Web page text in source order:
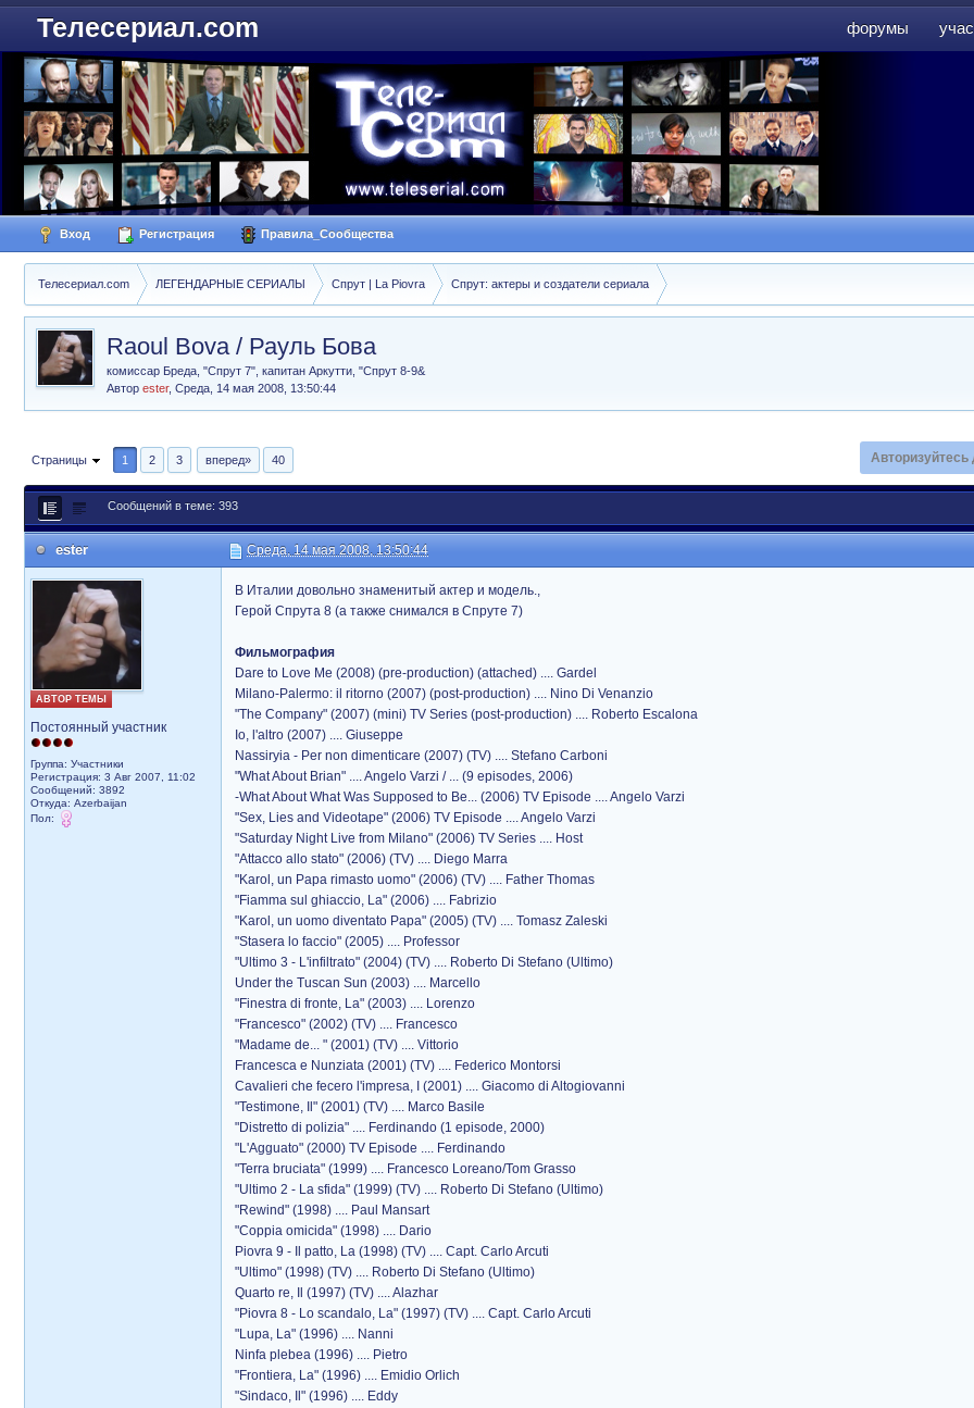
форумы
Телесериал.com
Вход Регистрация Правила_Сообщества
Телесериал.com ЛЕГЕНДАРНЫЕ СЕРИАЛЫ Спрут | La Piovra Спрут: актеры и создатели сериала
Raoul Bova / Рауль Бова
комиссар Бреда, "Спрут 7", капитан Аркутти, "Спрут 8-9&
Автор ester, Среда, 14 мая 2008, 13:50:44
Страницы 1 2 3 вперед» 40 Авторизуйтесь
Сообщений в теме: 393
ester Среда, 14 мая 2008, 13:50:44
АВТОР ТЕМЫ
Постоянный участник
Группа: Участники
Регистрация: 3 Авг 2007, 11:02
Сообщений: 3892
Откуда: Azerbaijan
Пол:
В Италии довольно знаменитый актер и модель.,
Герой Спрута 8 (а также снимался в Спруте 7)
Фильмография
Dare to Love Me (2008) (pre-production) (attached) .... Gardel
Milano-Palermo: il ritorno (2007) (post-production) .... Nino Di Venanzio
"The Company" (2007) (mini) TV Series (post-production) .... Roberto Escalona
Io, l'altro (2007) .... Giuseppe
Nassiryia - Per non dimenticare (2007) (TV) .... Stefano Carboni
"What About Brian" .... Angelo Varzi / ... (9 episodes, 2006)
-What About What Was Supposed to Be... (2006) TV Episode .... Angelo Varzi
"Sex, Lies and Videotape" (2006) TV Episode .... Angelo Varzi
"Saturday Night Live from Milano" (2006) TV Series .... Host
"Attacco allo stato" (2006) (TV) .... Diego Marra
"Karol, un Papa rimasto uomo" (2006) (TV) .... Father Thomas
"Fiamma sul ghiaccio, La" (2006) .... Fabrizio
"Karol, un uomo diventato Papa" (2005) (TV) .... Tomasz Zaleski
"Stasera lo faccio" (2005) .... Professor
"Ultimo 3 - L'infiltrato" (2004) (TV) .... Roberto Di Stefano (Ultimo)
Under the Tuscan Sun (2003) .... Marcello
"Finestra di fronte, La" (2003) .... Lorenzo
"Francesco" (2002) (TV) .... Francesco
"Madame de... " (2001) (TV) .... Vittorio
Francesca e Nunziata (2001) (TV) .... Federico Montorsi
Cavalieri che fecero l'impresa, I (2001) .... Giacomo di Altogiovanni
"Testimone, Il" (2001) (TV) .... Marco Basile
"Distretto di polizia" .... Ferdinando (1 episode, 2000)
"L'Agguato" (2000) TV Episode .... Ferdinando
"Terra bruciata" (1999) .... Francesco Loreano/Tom Grasso
"Ultimo 2 - La sfida" (1999) (TV) .... Roberto Di Stefano (Ultimo)
"Rewind" (1998) .... Paul Mansart
"Coppia omicida" (1998) .... Dario
Piovra 9 - Il patto, La (1998) (TV) .... Capt. Carlo Arcuti
"Ultimo" (1998) (TV) .... Roberto Di Stefano (Ultimo)
Quarto re, Il (1997) (TV) .... Alazhar
"Piovra 8 - Lo scandalo, La" (1997) (TV) .... Capt. Carlo Arcuti
"Lupa, La" (1996) .... Nanni
Ninfa plebea (1996) .... Pietro
"Frontiera, La" (1996) .... Emidio Orlich
"Sindaco, Il" (1996) .... Eddy